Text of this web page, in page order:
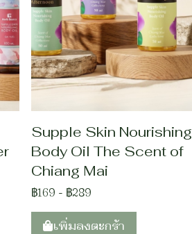
Supple Skin Nourishing
Body Oil The Scent of
Chiang Mai
฿169 - ฿289
เพิ่มลงตะกร้า